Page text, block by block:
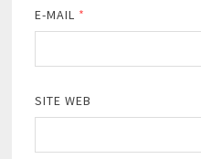
E-MAIL *
SITE WEB